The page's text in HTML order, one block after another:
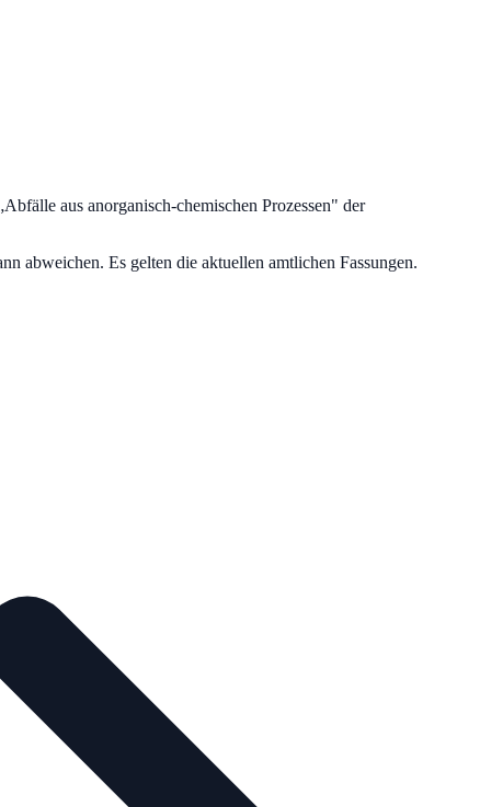
Abfälle aus anorganisch-chemischen Prozessen" der
abweichen. Es gelten die aktuellen amtlichen Fassungen.